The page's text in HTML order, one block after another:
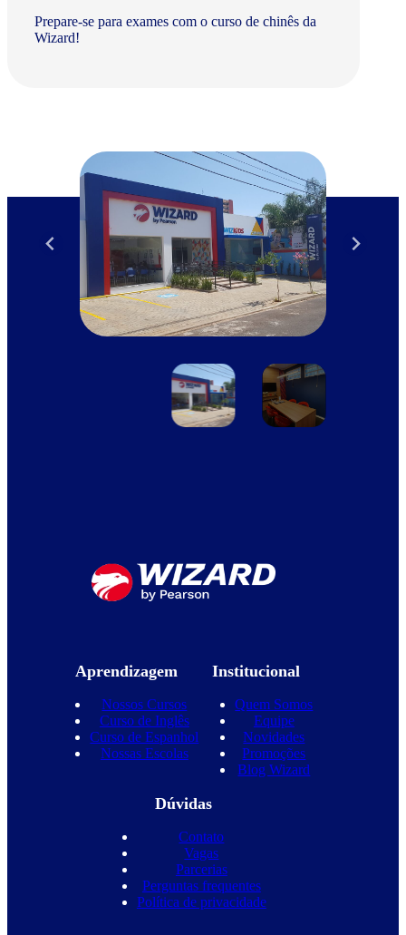
Prepare-se para exames com o curso de chinês da
Wizard!
Aprendizagem
Nossos Cursos
Curso de Inglês
Curso de Espanhol
Nossas Escolas
Institucional
Quem Somos
Equipe
Novidades
Promoções
Blog Wizard
Dúvidas
Contato
Vagas
Parcerias
Perguntas frequentes
Política de privacidade